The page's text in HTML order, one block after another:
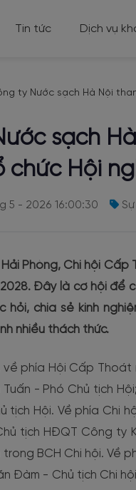
Tin tức Dịch vụ
ty Nước sạch Hà Nội
sạch
chức Hội
5 - 2026 16:00:30
Phòng, Chi hội Cấp
2028. Đây là cơ hội
hỏi, chia sẻ kinh
nhiều thách thức.
về phía Hội Cấp
Tuấn - Phó Chủ tịch
tịch Hội. Về phía Chi
tịch HĐQT Công ty
BCH Chi hội. Về
Đàm - Chủ tịch Chi